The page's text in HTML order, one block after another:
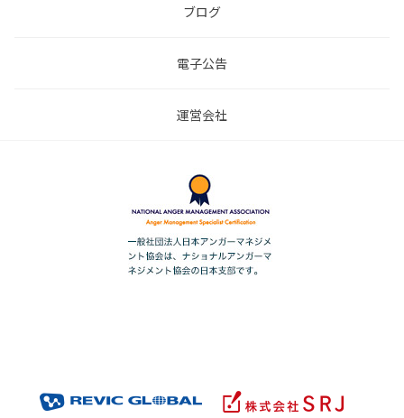
ブログ
電子公告
運営会社